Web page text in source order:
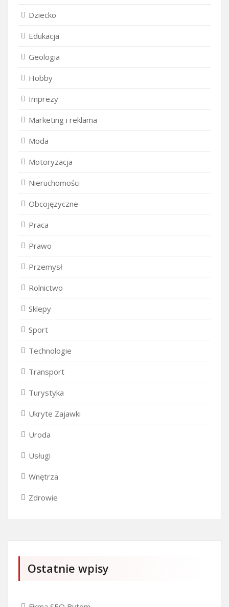
Dziecko
Edukacja
Geologia
Hobby
Imprezy
Marketing i reklama
Moda
Motoryzacja
Nieruchomości
Obcojęzyczne
Praca
Prawo
Przemysł
Rolnictwo
Sklepy
Sport
Technologie
Transport
Turystyka
Ukryte Zajawki
Uroda
Usługi
Wnętrza
Zdrowie
Ostatnie wpisy